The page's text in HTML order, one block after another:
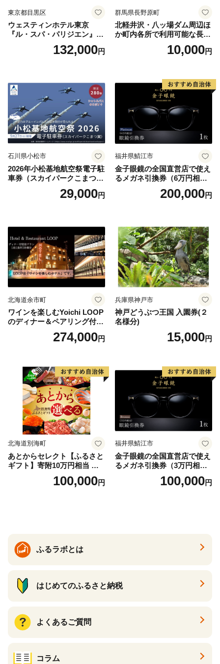
東京都目黒区
ウェスティンホテル東京
『ル・スパ・パリジエン』選
べるボディセラピー90分/1名
132,000円
群馬県長野原町
北軽井沢・八ッ場ダム周辺ほ
か町内各所で利用可能な長野
原町ふるさと感謝券（3,000
円分）【トラベル 観光 旅行
10,000円
石川県小松市
2026年小松基地航空祭電子駐
車券（スカイパークこまつ
翼） 駐車場 シャトルバスの
りばすぐ 石川県 小松市
29,000円
福井県鯖江市
金子眼鏡の全国直営店で使え
るメガネ引換券（6万円相
当） Platinum200,000円
北海道余市町
ワインを楽しむYoichi LOOP
のディナー＆ペアリング付宿
泊プラン＜デラックスツイン
274,000円
兵庫県神戸市
神戸どうぶつ王国 入園券(２
名様分)
15,000円
北海道別海町
あとからセレクト【ふるさと
ギフト】寄附10万円相当 あ
とから選べる！ ギフト いく
ら ほたて 海鮮 牛肉 別海町
ギフト ふるさと納税 ）
100,000円
福井県鯖江市
金子眼鏡の全国直営店で使え
るメガネ引換券（3万円相
100,000円
ふるラボとは
はじめてのふるさと納税
よくあるご質問
コラム